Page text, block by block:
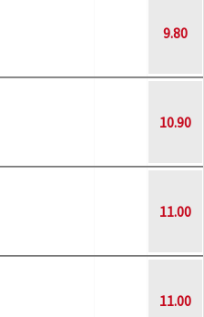
9.80
10.90
11.00
11.00